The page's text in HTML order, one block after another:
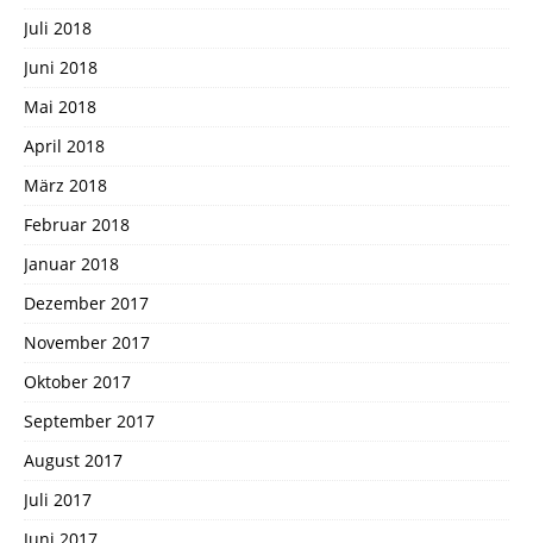
Juli 2018
Juni 2018
Mai 2018
April 2018
März 2018
Februar 2018
Januar 2018
Dezember 2017
November 2017
Oktober 2017
September 2017
August 2017
Juli 2017